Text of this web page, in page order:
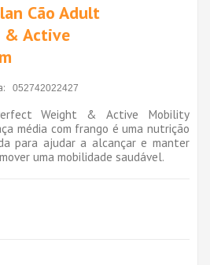
Cão Adult
& Active
052742022427
Weight & Active Mobility
média com frango é uma nutrição
para ajudar a alcançar e manter
uma mobilidade saudável.